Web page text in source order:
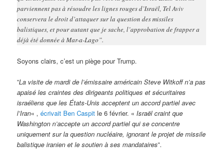
parviennent pas à résoudre les lignes rouges d’Israël, Tel Aviv
conservera le droit d’attaquer sur la question des missiles
balistiques, et pour autant que je sache, l’approbation de frapper a
déjà été donnée à Mar-a-Lago”.
Soyons clairs, c’est un piège pour Trump.
”La visite de mardi de l’émissaire américain Steve Witkoff n’a pas
apaisé les craintes des dirigeants politiques et sécuritaires
israéliens que les États-Unis acceptent un accord partiel avec
l’Iran« ,écrivait Ben Caspit le 6 février. «Israël craint que
Washington n’accepte un accord partiel qui se concentre
uniquement sur la question nucléaire, ignorant le projet de missile
balistique iranien et le soutien à ses mandataires”.